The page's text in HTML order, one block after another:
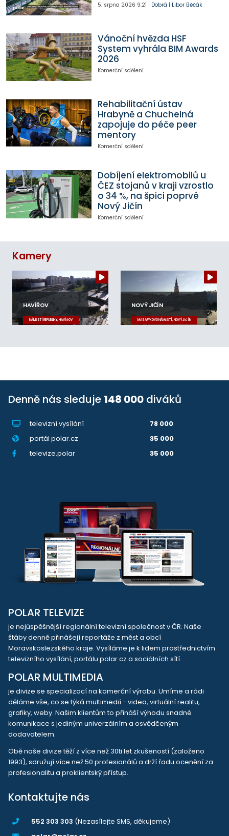
5. srpna 2026 9:21 | Dobrá | Libor Běčák
Vánoční hvězda HSF
System vyhrála BIM Awards
2026
Komerční sdělení
Rehabilitační ústav
Hrabyně a Chuchelná
zapojuje do péče peer
mentory
Komerční sdělení
Dobíjení elektromobilů u
ČEZ stojanů v kraji vzrostlo
o 34 %, na špici poprvé
Nový Jičín
Komerční sdělení
Kamery
HAVÍŘOV
NÁMĚSTÍ REPUBLIKY, HAVÍŘOV
NOVÝ JIČÍN
MASARYKOVO NÁMĚSTÍ, NOVÝ JIČÍN
Denně nás sleduje 148 000 diváků
televizní vysílání
78 000
portál polar.cz
35 000
televize.polar
35 000
POLAR TELEVIZE
je nejúspěšnější regionální televizní společnost v ČR. Naše
štáby denně přinášejí reportáže z měst a obcí
Moravskoslezského kraje. Vysíláme je k lidem prostřednictvím
televizního vysílání, portálu polar.cz a sociálních sítí.
POLAR MULTIMEDIA
je divize se specializací na komerční výrobu. Umíme a rádi
děláme vše, co se týká multimedií - videa, virtuální realitu,
grafiky, weby. Našim klientům to přináší výhodu snadné
komunikace s jediným univerzálním a osvědčeným
dodavatelem.
Obě naše divize těží z více než 30ti let zkušeností (založeno
1993), sdružují více než 50 profesionálů a drží řadu ocenění za
profesionalitu a proklientský přístup.
Kontaktujte nás
552 303 303 (Nezasílejte SMS, děkujeme)